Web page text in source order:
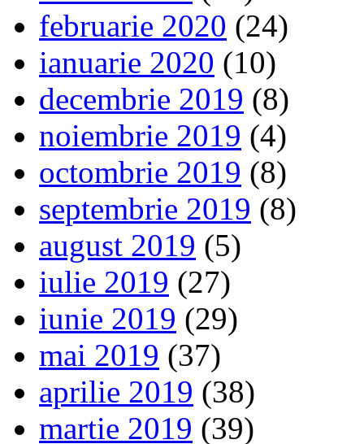
februarie 2020 (24)
ianuarie 2020 (10)
decembrie 2019 (8)
noiembrie 2019 (4)
octombrie 2019 (8)
septembrie 2019 (8)
august 2019 (5)
iulie 2019 (27)
iunie 2019 (29)
mai 2019 (37)
aprilie 2019 (38)
martie 2019 (39)